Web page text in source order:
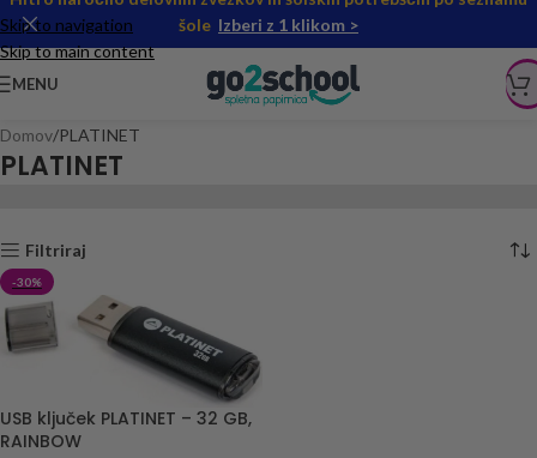
Skip to navigation
Skip to main content
šole Izberi z 1 klikom >
MENU
Domov PLATINET
PLATINET
Filtriraj
-30%
USB ključek PLATINET – 32 GB,
RAINBOW